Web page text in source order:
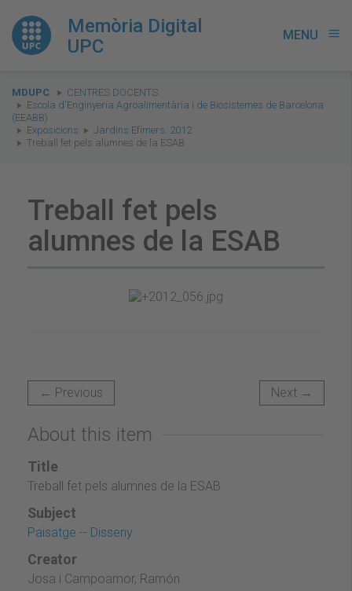
Memòria Digital
UPC
MENU menu
You
are
here:
MDUPC
CENTRES DOCENTS
Escola d'Enginyeria Agroalimentària i de Biosistemes de Barcelona
(EEABB)
Exposicions
Jardins Efímers. 2012
Treball fet pels alumnes de la ESAB
Treball fet pels
alumnes de la ESAB
← Previous Next →
About this item
Title
Treball fet pels alumnes de la ESAB
Subject
Paisatge -- Disseny
Creator
Josa i Campoamor, Ramón